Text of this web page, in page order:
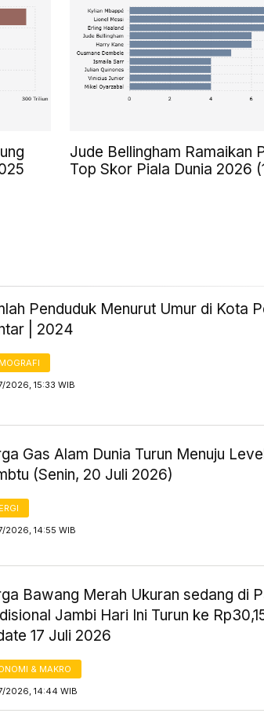
Jude Bellingham Ramaikan
Top Skor Piala Dunia 2026
Penduduk Menurut Umur di Kota
| 2024
2026, 15:33 WIB
Gas Alam Dunia Turun Menuju
(Senin, 20 Juli 2026)
2026, 14:55 WIB
Bawang Merah Ukuran sedang di
Jambi Hari Ini Turun ke
17 Juli 2026
& MAKRO
2026, 14:44 WIB